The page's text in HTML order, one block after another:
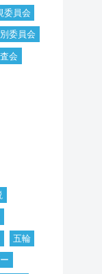
委員会
委員会
会
五輪